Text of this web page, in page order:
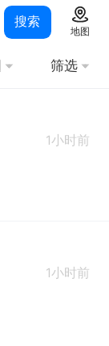
搜索
地图
筛选
1小时前
1小时前